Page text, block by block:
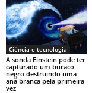
Ciência e tecnologia
A sonda Einstein pode ter
capturado um buraco
negro destruindo uma
anã branca pela primeira
vez